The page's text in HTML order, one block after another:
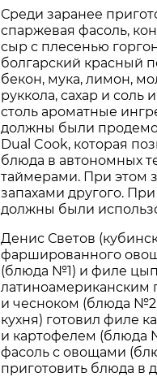
Среди заранее
спаржевая фасоль,
сыр с плесенью
болгарский красный
бекон, мука, лимон,
руккола, сахар и соль
столь ароматные
должны были
Dual Cook, которая
блюда в автономных
таймерами. При этом
запахами другого.
должны были
Денис Светов
фаршированного
(блюда №1) и филе
латиноамериканским
и чесноком (блюда
кухня) готовил филе
и картофелем (блюда
фасоль с овощами
приготовить блюда в